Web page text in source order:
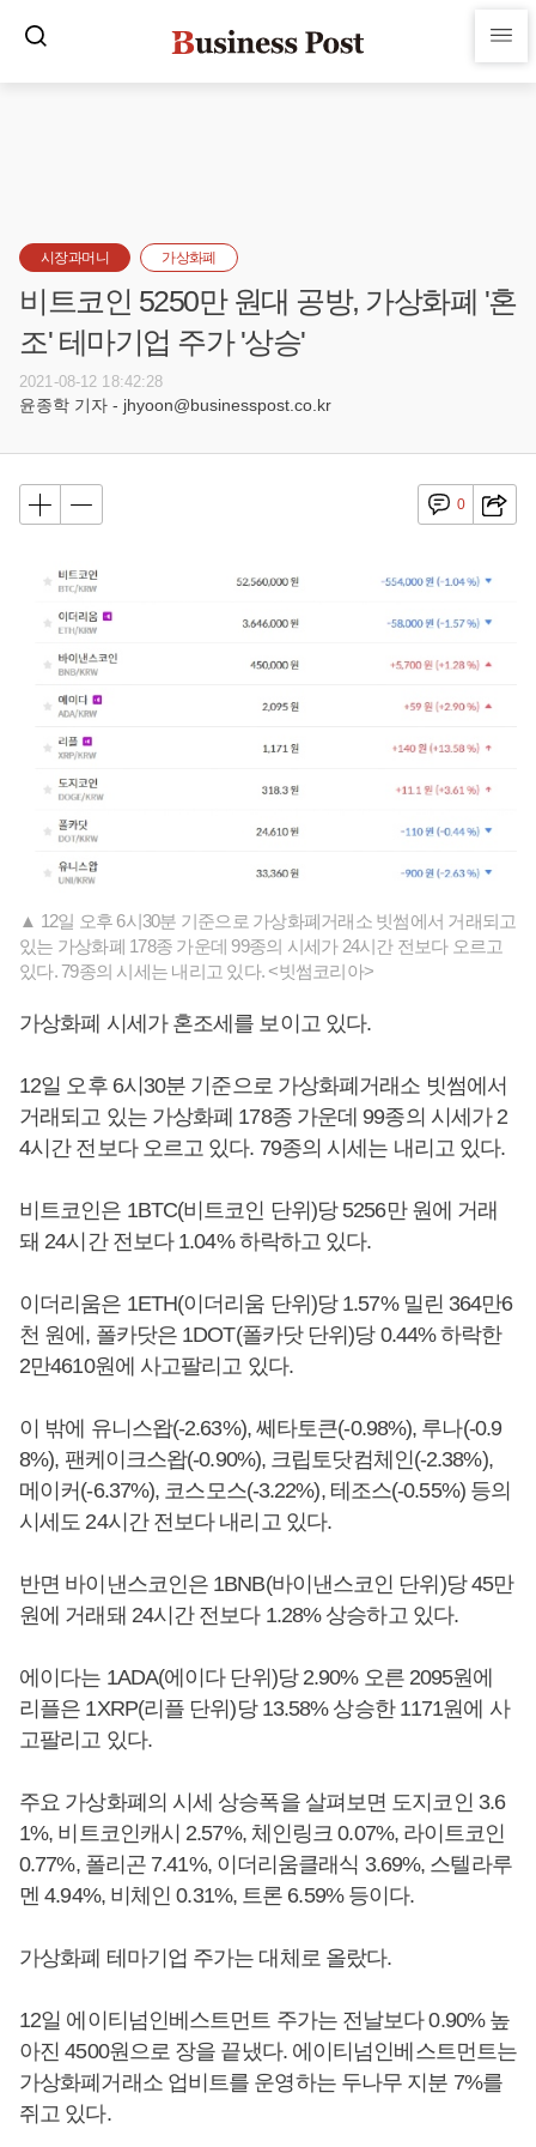
시장과머니 가상화폐
비트코인 5250만 원대 공방, 가상화폐 '혼
조' 테마기업 주가 '상승'
2021-08-12 18:42:28
윤종학 기자 - jhyoon@businesspost.co.kr
0
▲ 12일 오후 6시30분 기준으로 가상화폐거래소 빗썸에서 거래되고
있는 가상화폐 178종 가운데 99종의 시세가 24시간 전보다 오르고
있다. 79종의 시세는 내리고 있다. <빗썸코리아>
가상화폐 시세가 혼조세를 보이고 있다.
12일 오후 6시30분 기준으로 가상화폐거래소 빗썸에서
거래되고 있는 가상화폐 178종 가운데 99종의 시세가 2
4시간 전보다 오르고 있다. 79종의 시세는 내리고 있다.
비트코인은 1BTC(비트코인 단위)당 5256만 원에 거래
돼 24시간 전보다 1.04% 하락하고 있다.
이더리움은 1ETH(이더리움 단위)당 1.57% 밀린 364만6
천 원에, 폴카닷은 1DOT(폴카닷 단위)당 0.44% 하락한
2만4610원에 사고팔리고 있다.
이 밖에 유니스왑(-2.63%), 쎄타토큰(-0.98%), 루나(-0.9
8%), 팬케이크스왑(-0.90%), 크립토닷컴체인(-2.38%),
메이커(-6.37%), 코스모스(-3.22%), 테조스(-0.55%) 등의
시세도 24시간 전보다 내리고 있다.
반면 바이낸스코인은 1BNB(바이낸스코인 단위)당 45만
원에 거래돼 24시간 전보다 1.28% 상승하고 있다.
에이다는 1ADA(에이다 단위)당 2.90% 오른 2095원에
리플은 1XRP(리플 단위)당 13.58% 상승한 1171원에 사
고팔리고 있다.
주요 가상화폐의 시세 상승폭을 살펴보면 도지코인 3.6
1%, 비트코인캐시 2.57%, 체인링크 0.07%, 라이트코인
0.77%, 폴리곤 7.41%, 이더리움클래식 3.69%, 스텔라루
멘 4.94%, 비체인 0.31%, 트론 6.59% 등이다.
가상화폐 테마기업 주가는 대체로 올랐다.
12일 에이티넘인베스트먼트 주가는 전날보다 0.90% 높
아진 4500원으로 장을 끝냈다. 에이티넘인베스트먼트는
가상화폐거래소 업비트를 운영하는 두나무 지분 7%를
쥐고 있다.